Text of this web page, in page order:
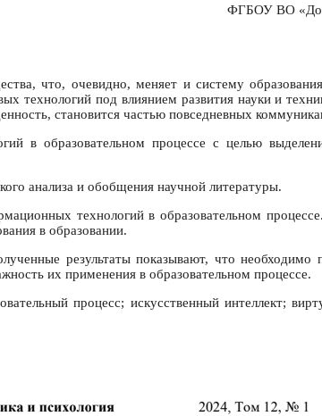
ФГБОУ ВО
что, очевидно, меняет и систему
технологий под влиянием развития науки и
становится частью повседневных
в образовательном процессе с целью
анализа и обобщения научной литературы.
технологий в образовательном
в образовании.
результаты показывают, что
их применения в образовательном процессе.
процесс; искусственный интеллект;